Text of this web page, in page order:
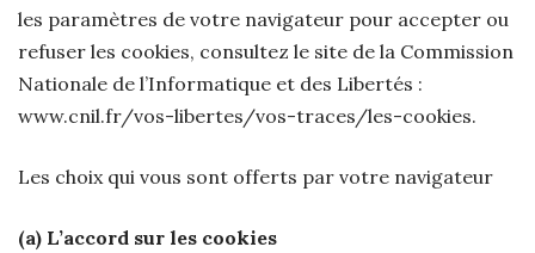
les paramètres de votre navigateur pour accepter ou
refuser les cookies, consultez le site de la Commission
Nationale de l’Informatique et des Libertés :
www.cnil.fr/vos-libertes/vos-traces/les-cookies.
Les choix qui vous sont offerts par votre navigateur
(a) L’accord sur les cookies